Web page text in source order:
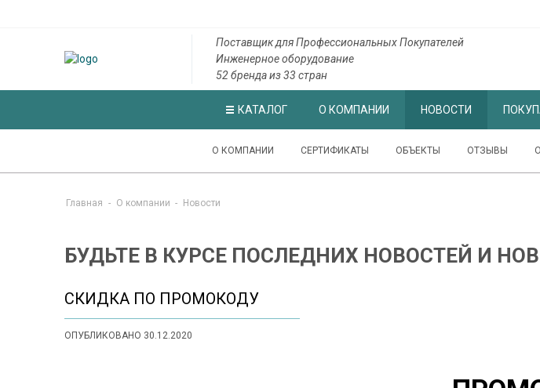
Поставщик для Профессиональных Покупателей
Инженерное оборудование
52 бренда из 33 стран
КАТАЛОГ О КОМПАНИИ НОВОСТИ
О КОМПАНИИ СЕРТИФИКАТЫ ОБЪЕКТЫ ОТЗЫВЫ
Главная - О компании - Новости
БУДЬТЕ В КУРСЕ ПОСЛЕДНИХ НОВОСТЕЙ И
СКИДКА ПО ПРОМОКОДУ
ОПУБЛИКОВАНО 30.12.2020